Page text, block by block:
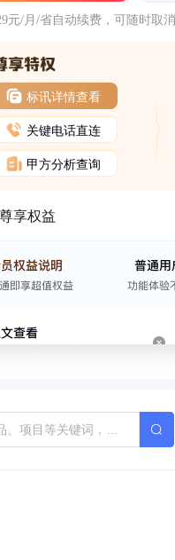
元/月/省自动续费，可随时取消
标讯详情查看
关键电话直连
甲方分析查询
享权益